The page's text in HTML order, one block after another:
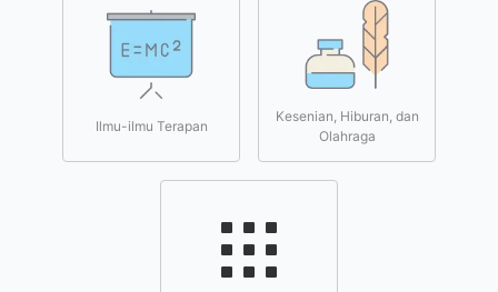
Ilmu-ilmu Terapan
Kesenian, Hiburan, dan
Olahraga